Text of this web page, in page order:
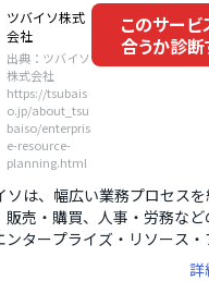
ツバイソ株式
会社
出典：ツバイソ
株式会社
https://tsubais
o.jp/about_tsu
baiso/enterpris
e-resource-
planning.html
このサービ
合うか診断
は、幅広い業務プロセス
販売・購買、人事・労務な
タープライズ・リソース・
テムです。タレント・オリエ
詳